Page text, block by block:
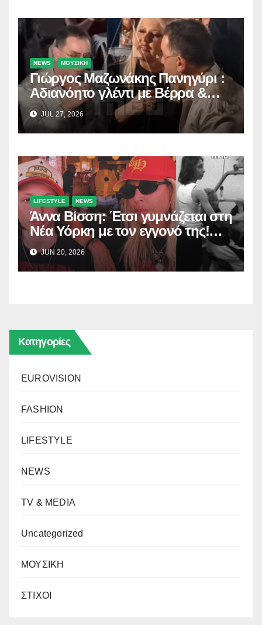
NEWS ΜΟΥΣΙΚΗ
Γιώργος Μαζωνάκης Πανηγύρι :
Αδιανόητο γλέντι με Βέρρα &
Σαλέα
JUL 27, 2026
LIFESTYLE NEWS
Άννα Βίσση: Έτσι γυμνάζεται στη
Νέα Υόρκη με τον εγγονό της!
(Δείτε το βίντεο)
JUN 20, 2026
Κατηγορίες
EUROVISION
FASHION
LIFESTYLE
NEWS
TV & MEDIA
Uncategorized
ΜΟΥΣΙΚΗ
ΣΤΙΧΟΙ